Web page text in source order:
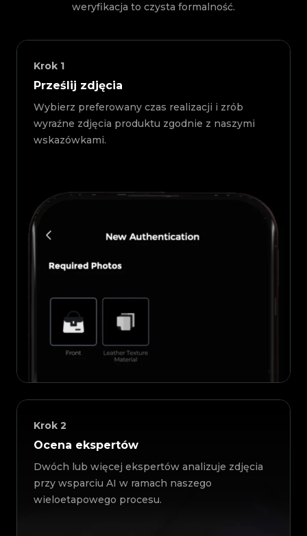
weryfikacja to czysta formalność.
Krok 1
Prześlij zdjęcia
Wybierz preferowany czas realizacji i zrób
wyraźne zdjęcia produktu zgodnie z naszymi
wskazówkami.
Krok 2
Ocena ekspertów
Dwóch lub więcej ekspertów analizuje zdjęcia
przy wsparciu AI w ramach naszego
wieloetapowego procesu.